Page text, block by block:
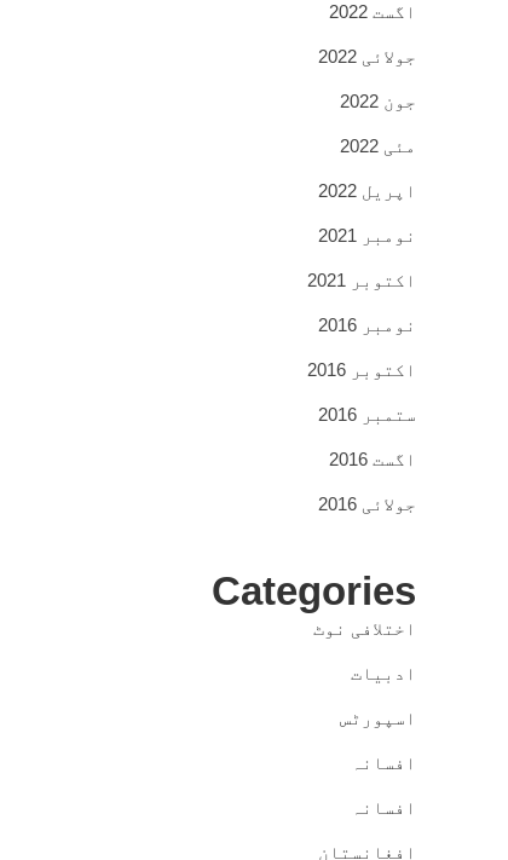
اگست 2022
جولائی 2022
جون 2022
مئی 2022
اپریل 2022
نومبر 2021
اکتوبر 2021
نومبر 2016
اکتوبر 2016
ستمبر 2016
اگست 2016
جولائی 2016
Categories
اختلافی نوٹ
ادبیات
اسپورٹس
افسانہ
افسانہ
افغانستان